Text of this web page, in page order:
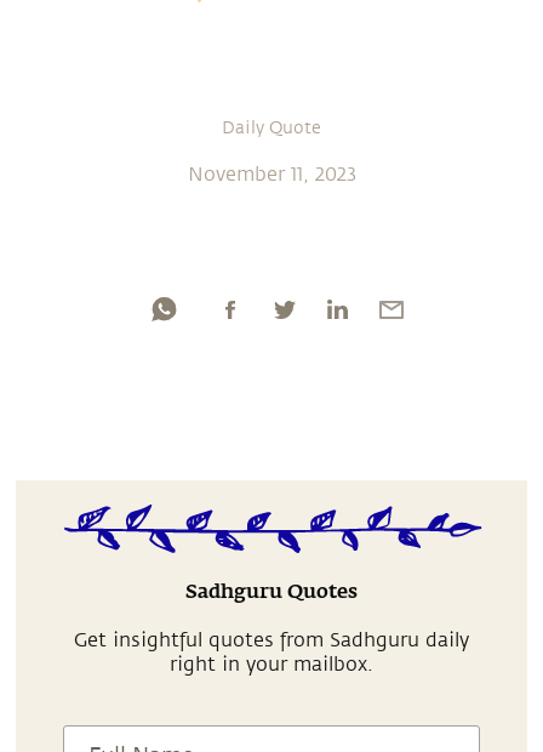
Daily Quote
November 11, 2023
Sadhguru Quotes
Get insightful quotes from Sadhguru daily
right in your mailbox.